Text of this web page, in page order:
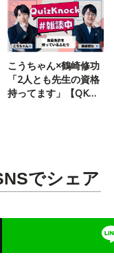
中】
こうちゃん×鶴崎修功
「2人とも先生の資格
持ってます」【QK雑
でシェア